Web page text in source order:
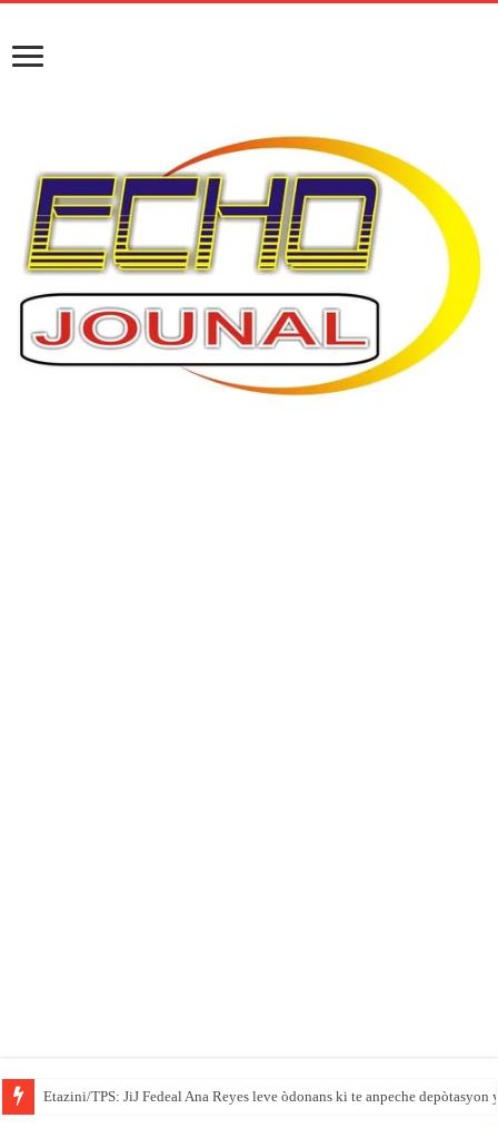
Etazini/TPS: JiJ Fedeal Ana Reyes leve òdonans ki te anpeche depòtasyon